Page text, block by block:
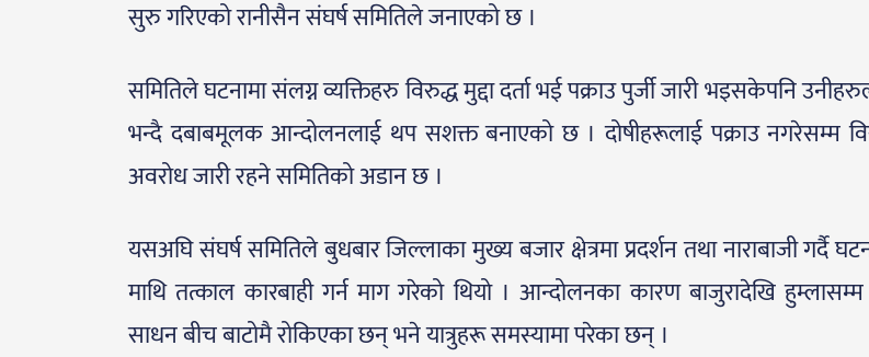
सुरु गरिएको रानीसैन संघर्ष समितिले जनाएको छ ।
समितिले घटनामा संलग्न व्यक्तिहरु विरुद्ध मुद्दा दर्ता भई पक्राउ पुर्जी जारी भइसकेपनि
भन्दै दबाबमूलक आन्दोलनलाई थप सशक्त बनाएको छ । दोषीहरूलाई पक्राउ नगरेसम्म
अवरोध जारी रहने समितिको अडान छ ।
यसअघि संघर्ष समितिले बुधबार जिल्लाका मुख्य बजार क्षेत्रमा प्रदर्शन तथा नाराबाजी गर्दै
माथि तत्काल कारबाही गर्न माग गरेको थियो । आन्दोलनका कारण बाजुरादेखि
साधन बीच बाटोमै रोकिएका छन् भने यात्रुहरू समस्यामा परेका छन् ।